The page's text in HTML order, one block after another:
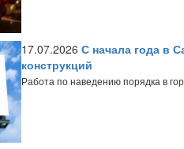
17.07.2026 С начала года в
конструкций
Работа по наведению порядка в